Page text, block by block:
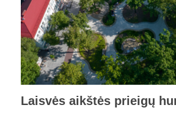
Laisvės aikštės prieigų